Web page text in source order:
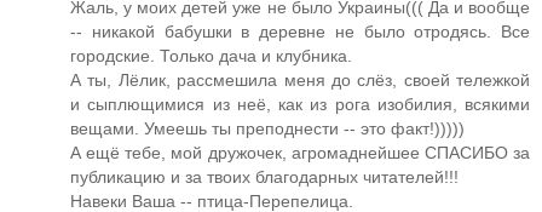
Жаль, у моих детей уже не было Украины((( Да и вообще
-- никакой бабушки в деревне не было отродясь. Все
городские. Только дача и клубника.
А ты, Лёлик, рассмешила меня до слёз, своей тележкой
и сыплющимися из неё, как из рога изобилия, всякими
вещами. Умеешь ты преподнести -- это факт!)))))
А ещё тебе, мой дружочек, агромаднейшее СПАСИБО за
публикацию и за твоих благодарных читателей!!!
Навеки Ваша -- птица-Перепелица.